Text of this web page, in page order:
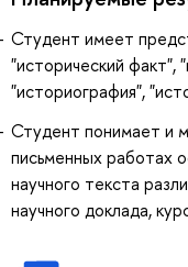
Студент имеет
"исторический факт",
"историография",
Студент понимает и
письменных работах
научного текста
научного доклада,